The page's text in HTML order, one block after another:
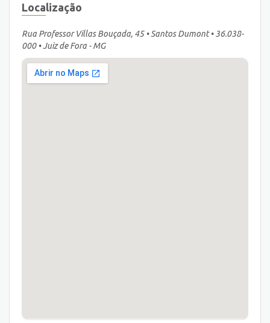
Localização
Rua Professor Villas Bouçada, 45 • Santos Dumont • 36.038-
000 • Juiz de Fora - MG